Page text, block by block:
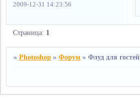
2009-12-31 14:23:56
Страница: 1
»Photoshop »Форум »Флуд для гостей